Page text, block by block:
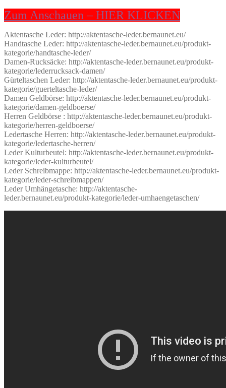
Zum Anschauen – HIER KLICKEN
Aktentasche Leder: http://aktentasche-leder.bernaunet.eu/
Handtasche Leder: http://aktentasche-leder.bernaunet.eu/produkt-
kategorie/handtasche-leder/
Damen-Rucksäcke: http://aktentasche-leder.bernaunet.eu/produkt-
kategorie/lederrucksack-damen/
Gürteltaschen Leder: http://aktentasche-leder.bernaunet.eu/produkt-
kategorie/guerteltasche-leder/
Damen Geldbörse: http://aktentasche-leder.bernaunet.eu/produkt-
kategorie/damen-geldboerse/
Herren Geldbörse : http://aktentasche-leder.bernaunet.eu/produkt-
kategorie/herren-geldboerse/
Ledertasche Herren: http://aktentasche-leder.bernaunet.eu/produkt-
kategorie/ledertasche-herren/
Leder Kulturbeutel: http://aktentasche-leder.bernaunet.eu/produkt-
kategorie/leder-kulturbeutel/
Leder Schreibmappe: http://aktentasche-leder.bernaunet.eu/produkt-
kategorie/leder-schreibmappen/
Leder Umhängetasche: http://aktentasche-
leder.bernaunet.eu/produkt-kategorie/leder-umhaengetaschen/